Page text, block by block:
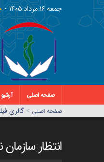
جمعه ١٦ مرداد ١٤٠٥
صفحه اصلی آرشیو
صفحه اصلي > گالری
انتظار